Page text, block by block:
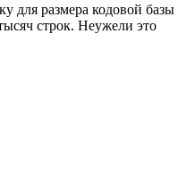
для размера кодовой базы
строк. Неужели это